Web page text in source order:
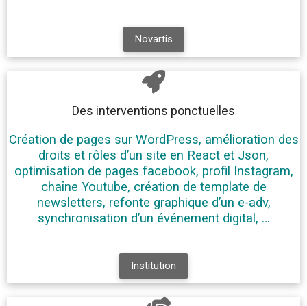
Novartis
Des interventions ponctuelles
Création de pages sur WordPress, amélioration des
droits et rôles d’un site en React et Json,
optimisation de pages facebook, profil Instagram,
chaîne Youtube, création de template de
newsletters, refonte graphique d’un e-adv,
synchronisation d’un événement digital, …
Institution